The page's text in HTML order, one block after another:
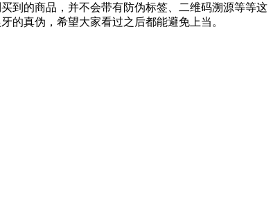
到的商品，并不会带有防伪标签、二维码溯源等等这
的真伪，希望大家看过之后都能避免上当。